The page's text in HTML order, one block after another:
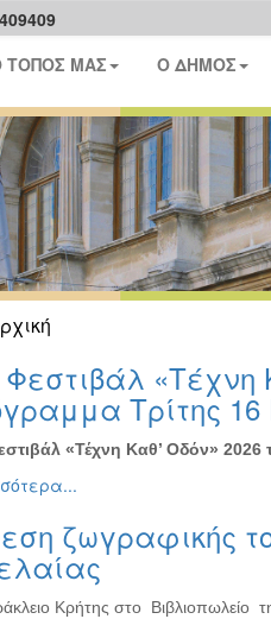
ΤΟΠΟΣ ΜΑΣ Ο ΔΗΜΟΣ
Φεστιβάλ «Τέχνη
Τρίτης 16
«Τέχνη Καθ’ Οδόν» 2026
ζωγραφικής
Κρήτης στο Βιβλιοπωλείο